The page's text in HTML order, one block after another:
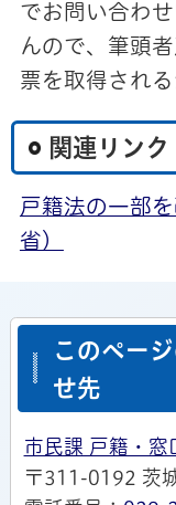
でお問い合わ
んので、筆頭
票を取得され
関連リンク
戸籍法の一部
省）
このペー
せ先
市民課 戸籍・窓
〒311-0192 茨